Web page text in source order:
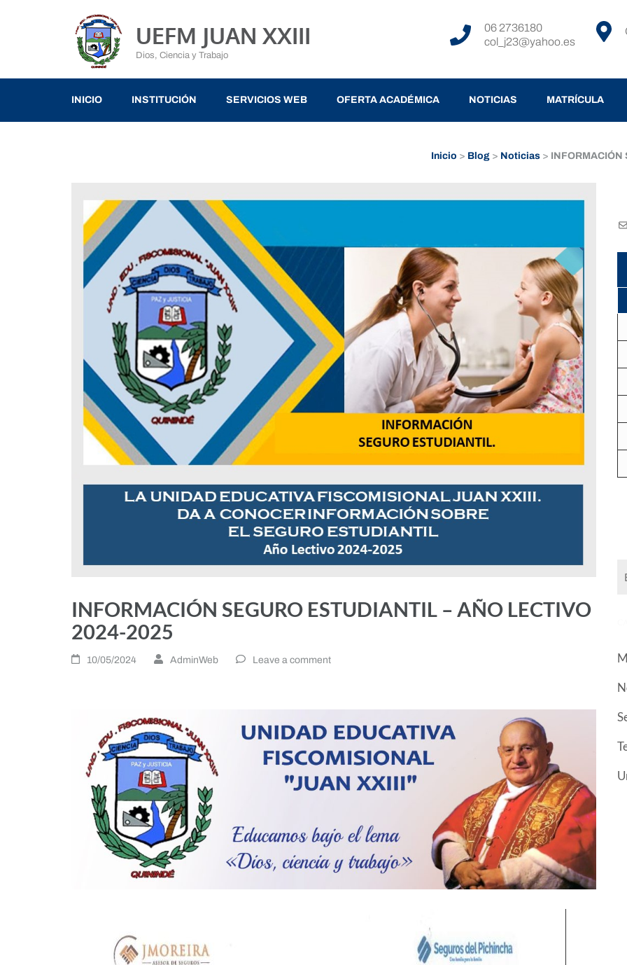
UEFM JUAN XXIII
Dios, Ciencia y Trabajo
06 2736180
col_j23@yahoo.es
INICIO INSTITUCIÓN SERVICIOS WEB OFERTA ACADÉMICA NOTICIAS MATRÍCULA
Inicio > Blog > Noticias > INFORMACIÓN
INFORMACIÓN SEGURO ESTUDIANTIL – AÑO LECTIVO
2024-2025
10/05/2024 AdminWeb Leave a comment